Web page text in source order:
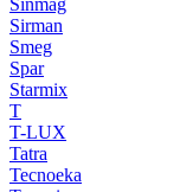
Sirman
Smeg
Spar
Starmix
T
T-LUX
Tatra
Tecnoeka